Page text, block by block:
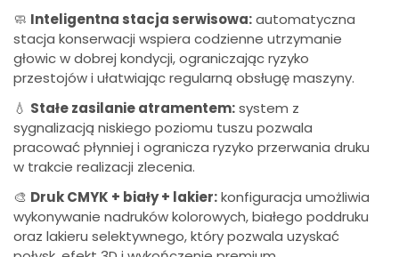
🧼 Inteligentna stacja serwisowa:automatyczna
stacja konserwacji wspiera codzienne utrzymanie
głowic w dobrej kondycji, ograniczając ryzyko
przestojów i ułatwiając regularną obsługę maszyny.
💧 Stałe zasilanie atramentem:system z
sygnalizacją niskiego poziomu tuszu pozwala
pracować płynniej i ogranicza ryzyko przerwania druku
w trakcie realizacji zlecenia.
🎨 Druk CMYK + biały + lakier:konfiguracja umożliwia
wykonywanie nadruków kolorowych, białego poddruku
oraz lakieru selektywnego, który pozwala uzyskać